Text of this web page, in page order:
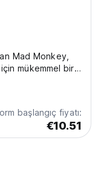
Mad Monkey,
mükemmel bir
için idealdir.
başlangıç fiyatı:
€10.51